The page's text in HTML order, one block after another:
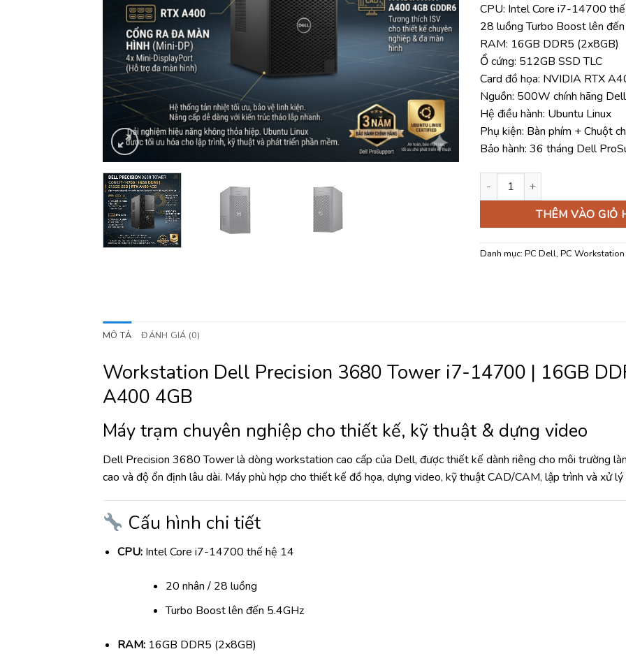
là:
CPU: Intel Core i7-14700
28 luồng Turbo Boost lên
RAM: 16GB DDR5 (2x8GB)
Ổ cứng: 512GB SSD TLC
Card đồ họa: NVIDIA RTX
Nguồn: 500W chính hãng Dell
Hệ điều hành: Ubuntu Linux
Phụ kiện: Bàn phím + Chuột
Bảo hành: 36 tháng Dell
Máy tính trạm Workstation
THÊM VÀO GIỎ
Danh mục: PC Dell, PC Workstation
MÔ TẢ ĐÁNH GIÁ (0)
Workstation Dell Precision 3680 Tower i7-14700 | 16GB
A400 4GB
Máy trạm chuyên nghiệp cho thiết kế, kỹ thuật & dựng video
Dell Precision 3680 Tower là dòng workstation cao cấp của Dell, được thiết kế dành riêng cho môi trường
cao và độ ổn định lâu dài. Máy phù hợp cho thiết kế đồ họa, dựng video, kỹ thuật CAD/CAM, lập trình và xử lý
Cấu hình chi tiết
CPU:Intel Core i7-14700 thế hệ 14
20 nhân / 28 luồng
Turbo Boost lên đến 5.4GHz
RAM:16GB DDR5 (2x8GB)